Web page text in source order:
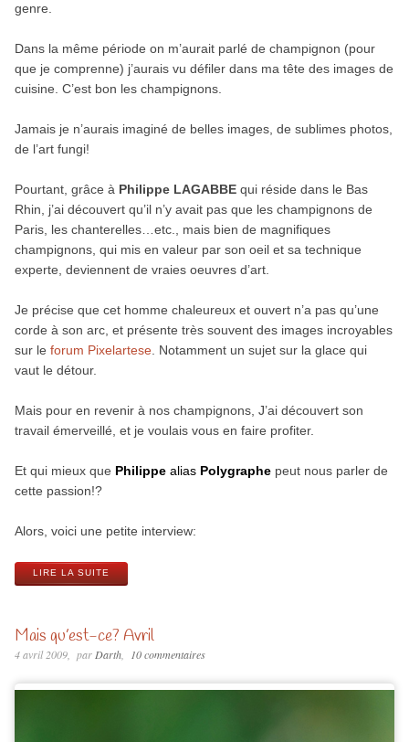
genre.
Dans la même période on m’aurait parlé de champignon (pour
que je comprenne) j’aurais vu défiler dans ma tête des images de
cuisine. C’est bon les champignons.
Jamais je n’aurais imaginé de belles images, de sublimes photos,
de l’art fungi!
Pourtant, grâce à Philippe LAGABBEqui réside dans le Bas
Rhin, j’ai découvert qu’il n’y avait pas que les champignons de
Paris, les chanterelles…etc., mais bien de magnifiques
champignons, qui mis en valeur par son oeil et sa technique
experte, deviennent de vraies oeuvres d’art.
Je précise que cet homme chaleureux et ouvert n’a pas qu’une
corde à son arc, et présente très souvent des images incroyables
sur le forum Pixelartese. Notamment un sujet sur la glace qui
vaut le détour.
Mais pour en revenir à nos champignons, J’ai découvert son
travail émerveillé, et je voulais vous en faire profiter.
Et qui mieux que Philippealias Polygraphepeut nous parler de
cette passion!?
Alors, voici une petite interview:
LIRE LA SUITE
Mais qu’est-ce? Avril
4 avril 2009 parDarth 10 commentaires